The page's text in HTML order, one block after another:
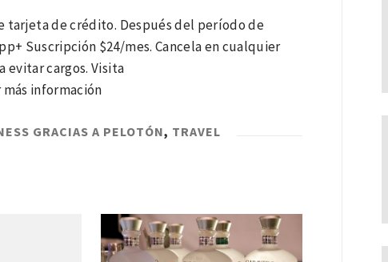
tarjeta de crédito. Después del período de
Suscripción $24/mes. Cancela en cualquier
evitar cargos. Visita
información
GRACIAS A PELOTÓN, TRAVEL